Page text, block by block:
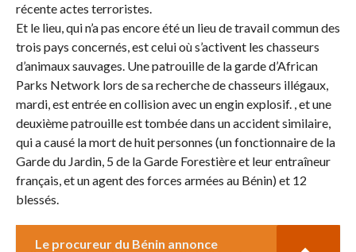
récente actes terroristes.
Et le lieu, qui n’a pas encore été un lieu de travail commun des
trois pays concernés, est celui où s’activent les chasseurs
d’animaux sauvages. Une patrouille de la garde d’African
Parks Network lors de sa recherche de chasseurs illégaux,
mardi, est entrée en collision avec un engin explosif. , et une
deuxième patrouille est tombée dans un accident similaire,
qui a causé la mort de huit personnes (un fonctionnaire de la
Garde du Jardin, 5 de la Garde Forestière et leur entraîneur
français, et un agent des forces armées au Bénin) et 12
blessés.
Le procureur du Bénin annonce